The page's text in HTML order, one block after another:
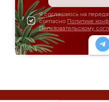
Я соглашаюсь на
согласно Политике
Пользовательскому